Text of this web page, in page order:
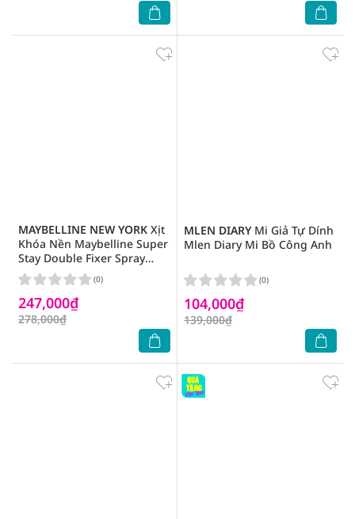
MAYBELLINE NEW YORK Xịt
Khóa Nền Maybelline Super
Stay Double Fixer Spray
55ml
247,000₫
278,000₫
(0)
MLEN DIARYMi Giả Tự Dính
Mlen Diary Mi Bồ Công Anh
104,000₫
139,000₫
(0)